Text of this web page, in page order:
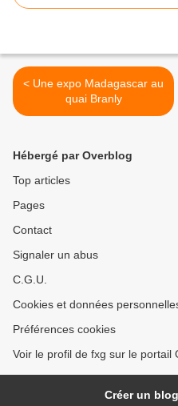
< Une expo Madagascar au
quai Branly
Hébergé par Overblog
Top articles
Pages
Contact
Signaler un abus
C.G.U.
Cookies et données
Préférences cookies
Voir le profil de fxg sur le portail
Créer un